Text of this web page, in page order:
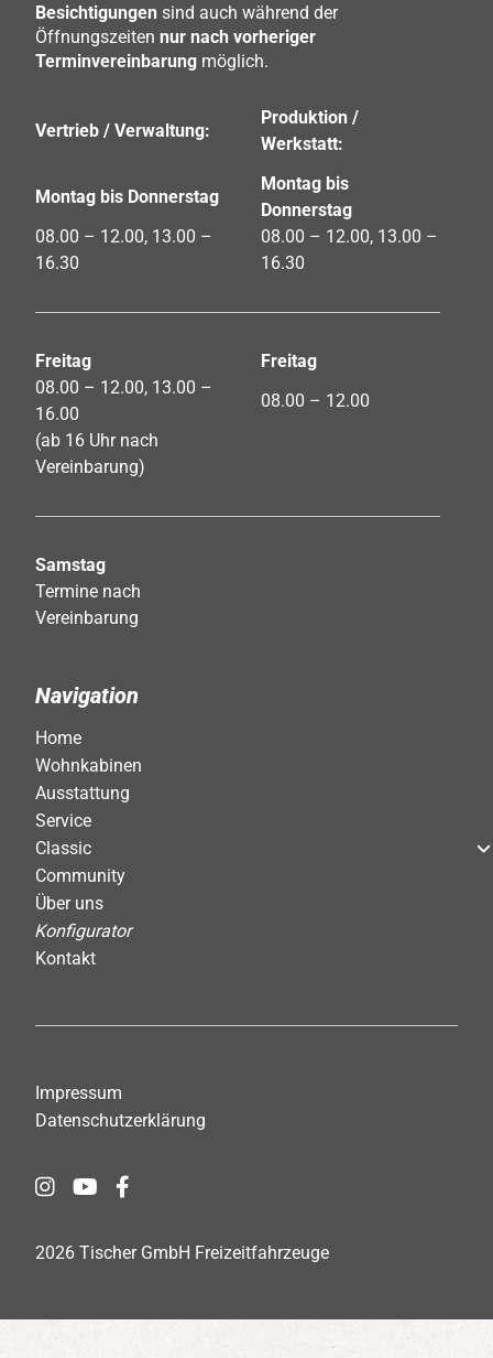
Besichtigungen sind auch während der
Öffnungszeiten nur nach vorheriger
Terminvereinbarung möglich.
Vertrieb / Verwaltung:
Produktion /
Werkstatt:
Montag bis Donnerstag
Montag bis
Donnerstag
08.00 – 12.00, 13.00 –
16.30
08.00 – 12.00, 13.00 –
16.30
Freitag
Freitag
08.00 – 12.00, 13.00 –
16.00
08.00 – 12.00
(ab 16 Uhr nach
Vereinbarung)
Samstag
Termine nach
Vereinbarung
Navigation
Home
Wohnkabinen
Ausstattung
Service
Classic
Community
Über uns
Konfigurator
Kontakt
Impressum
Datenschutzerklärung
2026 Tischer GmbH Freizeitfahrzeuge